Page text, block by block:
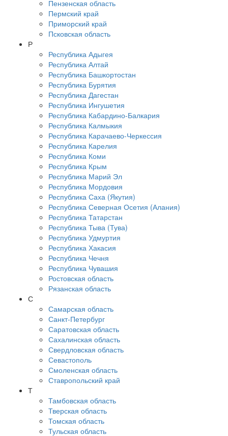
Пензенская область
Пермский край
Приморский край
Псковская область
Р
Республика Адыгея
Республика Алтай
Республика Башкортостан
Республика Бурятия
Республика Дагестан
Республика Ингушетия
Республика Кабардино-Балкария
Республика Калмыкия
Республика Карачаево-Черкессия
Республика Карелия
Республика Коми
Республика Крым
Республика Марий Эл
Республика Мордовия
Республика Саха (Якутия)
Республика Северная Осетия (Алания)
Республика Татарстан
Республика Тыва (Тува)
Республика Удмуртия
Республика Хакасия
Республика Чечня
Республика Чувашия
Ростовская область
Рязанская область
С
Самарская область
Санкт-Петербург
Саратовская область
Сахалинская область
Свердловская область
Севастополь
Смоленская область
Ставропольский край
Т
Тамбовская область
Тверская область
Томская область
Тульская область